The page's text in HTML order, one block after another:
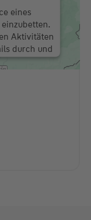
eines
Aktivitäten
durch und
zu, um